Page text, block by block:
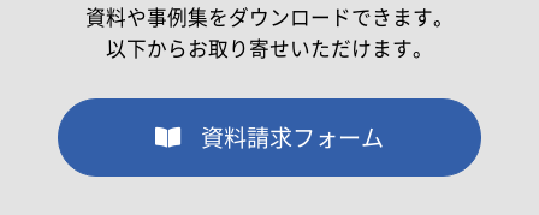
資料や事例集をダウンロードできます。
以下からお取り寄せいただけます。
資料請求フォーム